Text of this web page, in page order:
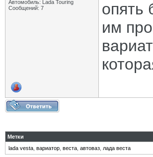
Автомобиль: Lada Touring
Сообщений: 7
опять
им
Метки
lada vesta вариатор веста автоваз лада веста